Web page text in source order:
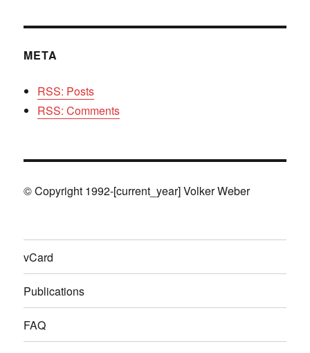
META
RSS: Posts
RSS: Comments
© Copyright 1992-[current_year] Volker Weber
vCard
Publications
FAQ